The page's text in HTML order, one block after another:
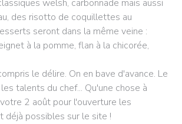
welsh, carbonnade mais aussi
des risotto de coquillettes au
seront dans la même veine :
à la pomme, flan à la chicorée,
le délire. On en bave d'avance. Le
talents du chef... Qu'une chose à
2 août pour l'ouverture les
déjà possibles sur le site !